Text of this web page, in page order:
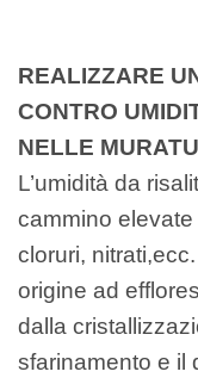
REALIZZARE
CONTRO
NELLE
L’umidità da
cammino
cloruri,
origine ad
dalla
sfarinamento e il